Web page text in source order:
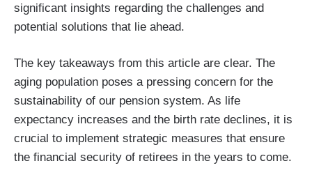
significant insights regarding the challenges and
potential solutions that lie ahead.
The key takeaways from this article are clear. The
aging population poses a pressing concern for the
sustainability of our pension system. As life
expectancy increases and the birth rate declines, it is
crucial to implement strategic measures that ensure
the financial security of retirees in the years to come.